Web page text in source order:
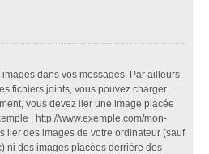
dans vos messages. Par ailleurs,
fichiers joints, vous pouvez charger
vous devez lier une image placée
: http://www.exemple.com/mon-
lier des images de votre ordinateur (sauf
ni des images placées derrière des